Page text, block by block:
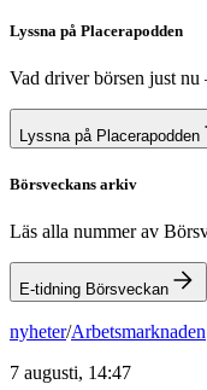
Lyssna på Placerapodden
Vad driver börsen just
Lyssna på Placerapodden
Börsveckans arkiv
Läs alla nummer av
E-tidning Börsveckan
nyheter/Arbetsmarknaden
7 augusti, 14:47